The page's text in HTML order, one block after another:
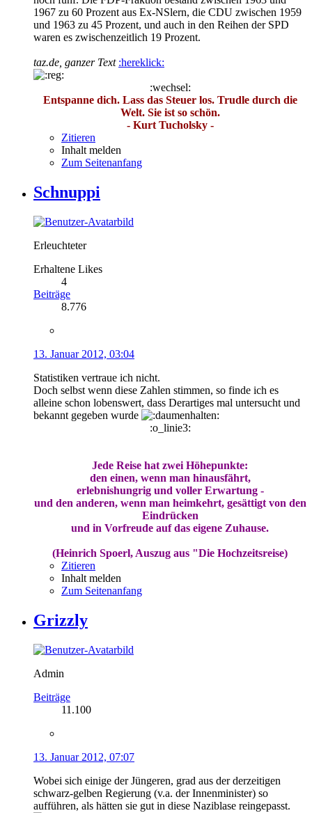
1967 zu 60 Prozent aus Ex-NSlern, die CDU zwischen 1959
und 1963 zu 45 Prozent, und auch in den Reihen der SPD
waren es zwischenzeitlich 19 Prozent.
taz.de, ganzer Text :hereklick:
:wechsel:
Entspanne dich. Lass das Steuer los. Trudle durch die
Welt. Sie ist so schön.
- Kurt Tucholsky -
Zitieren
Inhalt melden
Zum Seitenanfang
Schnuppi
Erleuchteter
Erhaltene Likes
4
Beiträge
8.776
13. Januar 2012, 03:04
Statistiken vertraue ich nicht.
Doch selbst wenn diese Zahlen stimmen, so finde ich es
alleine schon lobenswert, dass Derartiges mal untersucht und
bekannt gegeben wurde
:o_linie3:
Jede Reise hat zwei Höhepunkte:
den einen, wenn man hinausfährt,
erlebnishungrig und voller Erwartung -
und den anderen, wenn man heimkehrt, gesättigt von den
Eindrücken
und in Vorfreude auf das eigene Zuhause.
(Heinrich Spoerl, Auszug aus "Die Hochzeitsreise)
Zitieren
Inhalt melden
Zum Seitenanfang
Grizzly
Admin
Beiträge
11.100
13. Januar 2012, 07:07
Wobei sich einige der Jüngeren, grad aus der derzeitigen
schwarz-gelben Regierung (v.a. der Innenminister) so
aufführen, als hätten sie gut in diese Naziblase reingepasst.